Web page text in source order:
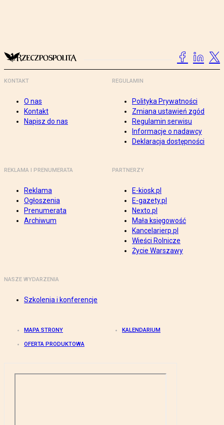
KONTAKT
O nas
Kontakt
Napisz do nas
REGULAMIN
Polityka Prywatności
Zmiana ustawień zgód
Regulamin serwisu
Informacje o nadawcy
Deklaracja dostępności
REKLAMA I PRENUMERATA
Reklama
Ogłoszenia
Prenumerata
Archiwum
PARTNERZY
E-kiosk.pl
E-gazety.pl
Nexto.pl
Mała księgowość
Kancelarierp.pl
Wieści Rolnicze
Życie Warszawy
NASZE WYDARZENIA
Szkolenia i konferencje
MAPA STRONY KALENDARIUM
OFERTA PRODUKTOWA